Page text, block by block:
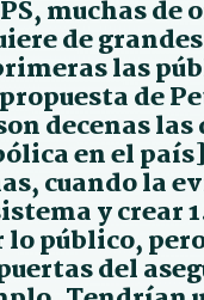
muchas
de
las
de
decenas
en el país]
cuando la
y crear
público,
del